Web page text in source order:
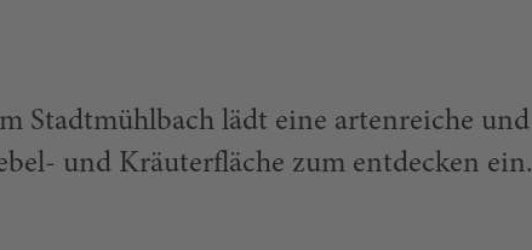
Stadtmühlbach lädt eine artenreiche und
und Kräuterfläche zum entdecken ein.